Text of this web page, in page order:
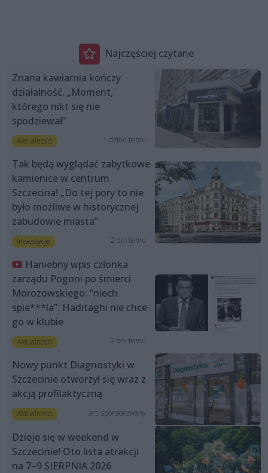
Najczęściej czytane
Znana kawiarnia kończy
działalność. „Moment,
którego nikt się nie
spodziewał”
Aktualności 1 dzień temu
Tak będą wyglądać zabytkowe
kamienice w centrum
Szczecina! „Do tej pory to nie
było możliwe w historycznej
zabudowie miasta”
Inwestycje 2 dni temu
Haniebny wpis członka
zarządu Pogoni po śmierci
Morozowskiego: “niech
spie***la”. Haditaghi nie chce
go w klubie
Aktualności 2 dni temu
Nowy punkt Diagnostyki w
Szczecinie otworzył się wraz z
akcją profilaktyczną
Aktualności art. sponsorowany
Dzieje się w weekend w
Szczecinie! Oto lista atrakcji
na 7–9 SIERPNIA 2026